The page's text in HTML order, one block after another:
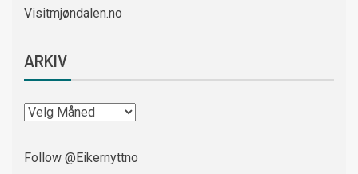
Visitmjøndalen.no
ARKIV
Follow @Eikernyttno